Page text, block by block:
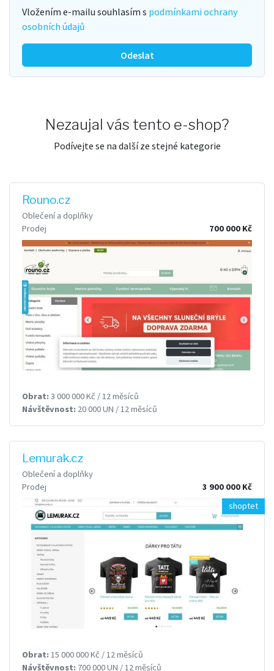
Vložením e-mailu souhlasím s podmínkami ochrany
osobních údajů
Odeslat
Nezaujal vás tento e-shop?
Podívejte se na další ze stejné kategorie
Rouno.cz
Oblečení a doplňky
Prodej
700 000 Kč
Obrat: 3 000 000 Kč / 12 měsíců
Návštěvnost: 20 000 UN / 12 měsíců
Lemurak.cz
Oblečení a doplňky
Prodej
3 900 000 Kč
shoptet
Obrat: 15 000 000 Kč / 12 měsíců
Návštěvnost: 700 000 UN / 12 měsíců